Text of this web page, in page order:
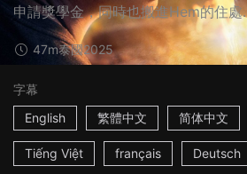
申請獎學金，同時也搬進Hem的住處
47m泰國2025
字幕
English
繁體中文 简体中文
Tiếng Việt français Deutsch